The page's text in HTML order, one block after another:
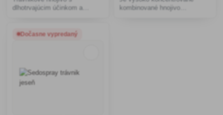
dlhotrvajúcim účinkom a
sekundárnych rastlinných
kombinované hnojivo
Dočasne vypredaný